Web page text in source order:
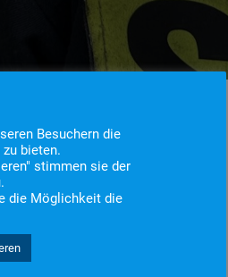
Besuchern die
bieten.
stimmen sie der
die Möglichkeit die